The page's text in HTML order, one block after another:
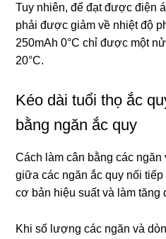
Tuy nhiên, để đạt được điện
phải được giảm về nhiệt độ
250mAh 0°C chỉ được một
20°C.
Kéo dài tuổi thọ ắc
bằng ngăn ắc quy
Cách làm cân bằng các
giữa các ngăn ắc quy nối
cơ bản hiệu suất và làm tăng
Khi số lượng các ngăn và